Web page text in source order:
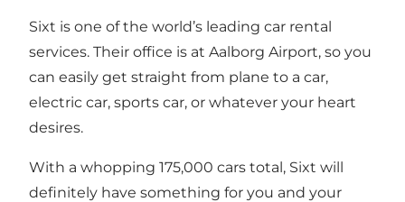
Sixt is one of the world’s leading car rental
services. Their office is at Aalborg Airport, so you
can easily get straight from plane to a car,
electric car, sports car, or whatever your heart
desires.
With a whopping 175,000 cars total, Sixt will
definitely have something for you and your